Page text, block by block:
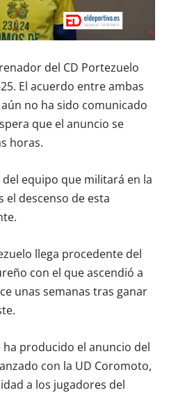
del CD Portezuelo
El acuerdo entre ambas
no ha sido comunicado
que el anuncio se
horas.
del equipo que militará en la
descenso de esta
llega procedente del
con el que ascendió a
unas semanas tras ganar
ha producido el anuncio del
con la UD Coromoto,
a los jugadores del